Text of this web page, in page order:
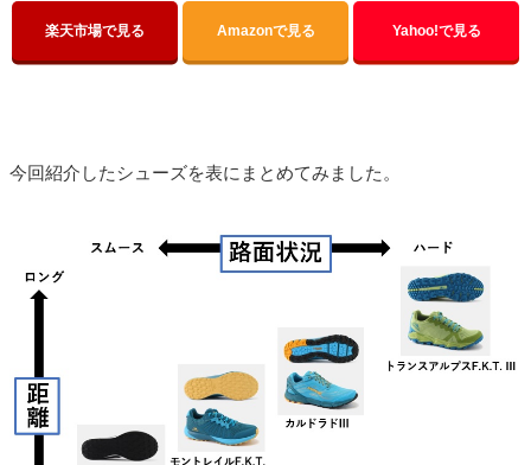
楽天市場で見る Amazonで見る Yahoo!で見る
今回紹介したシューズを表にまとめてみました。